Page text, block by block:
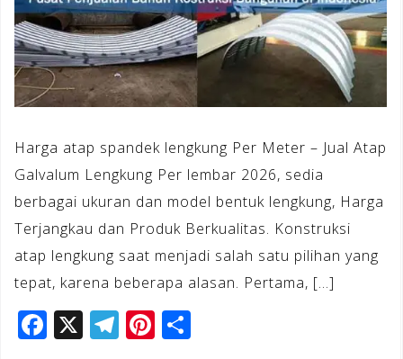
Harga atap spandek lengkung Per Meter – Jual Atap
Galvalum Lengkung Per lembar 2026, sedia
berbagai ukuran dan model bentuk lengkung, Harga
Terjangkau dan Produk Berkualitas. Konstruksi
atap lengkung saat menjadi salah satu pilihan yang
tepat, karena beberapa alasan. Pertama, […]
F X T Pi